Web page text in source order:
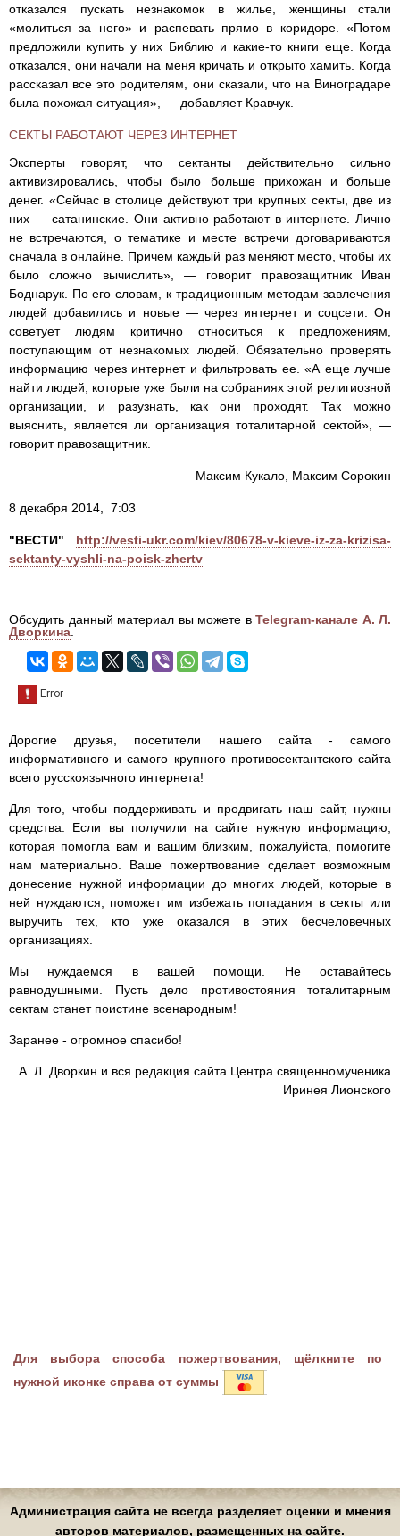
отказался пускать незнакомок в жилье, женщины стали
«молиться за него» и распевать прямо в коридоре. «Потом
предложили купить у них Библию и какие-то книги еще. Когда
отказался, они начали на меня кричать и открыто хамить. Когда
рассказал все это родителям, они сказали, что на Виноградаре
была похожая ситуация», — добавляет Кравчук.
СЕКТЫ РАБОТАЮТ ЧЕРЕЗ ИНТЕРНЕТ
Эксперты говорят, что сектанты действительно сильно
активизировались, чтобы было больше прихожан и больше
денег. «Сейчас в столице действуют три крупных секты, две из
них — сатанинские. Они активно работают в интернете. Лично
не встречаются, о тематике и месте встречи договариваются
сначала в онлайне. Причем каждый раз меняют место, чтобы их
было сложно вычислить», — говорит правозащитник Иван
Боднарук. По его словам, к традиционным методам завлечения
людей добавились и новые — через интернет и соцсети. Он
советует людям критично относиться к предложениям,
поступающим от незнакомых людей. Обязательно проверять
информацию через интернет и фильтровать ее. «А еще лучше
найти людей, которые уже были на собраниях этой религиозной
организации, и разузнать, как они проходят. Так можно
выяснить, является ли организация тоталитарной сектой», —
говорит правозащитник.
Максим Кукало, Максим Сорокин
8 декабря 2014, 7:03
"ВЕСТИ"
http://vesti-ukr.com/kiev/80678-v-kieve-iz-za-krizisa-
sektanty-vyshli-na-poisk-zhertv
Обсудить данный материал вы можете в Telegram-канале А. Л.
Дворкина
Дорогие друзья, посетители нашего сайта - самого
информативного и самого крупного противосектантского сайта
всего русскоязычного интернета!
Для того, чтобы поддерживать и продвигать наш сайт, нужны
средства. Если вы получили на сайте нужную информацию,
которая помогла вам и вашим близким, пожалуйста, помогите
нам материально. Ваше пожертвование сделает возможным
донесение нужной информации до многих людей, которые в
ней нуждаются, поможет им избежать попадания в секты или
выручить тех, кто уже оказался в этих бесчеловечных
организациях.
Мы нуждаемся в вашей помощи. Не оставайтесь
равнодушными. Пусть дело противостояния тоталитарным
сектам станет поистине всенародным!
Заранее - огромное спасибо!
А. Л. Дворкин и вся редакция сайта Центра священномученика
Иринея Лионского
Для выбора способа пожертвования, щёлкните по
нужной иконке справа от суммы
Администрация сайта не всегда разделяет оценки и мнения
авторов материалов, размещенных на сайте.